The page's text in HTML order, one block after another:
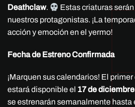
Deathclaw.
Estas criaturas
nuestros protagonistas. ¡La
acción y emoción en el yermo!
Fecha de Estreno Confirmada
¡Marquen sus calendarios! El
estará disponible el 17 de diciembre
se estrenarán semanalmente hasta